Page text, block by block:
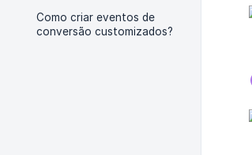
Como criar eventos de
conversão customizados?